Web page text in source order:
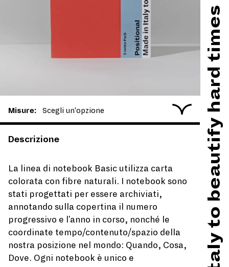
Made in Italy to beautify hard times
Misure:
Descrizione
La linea di notebook Basic utilizza carta
colorata con fibre naturali. I notebook sono
stati progettati per essere archiviati,
annotando sulla copertina il numero
progressivo e l'anno in corso, nonché le
coordinate tempo/contenuto/spazio della
nostra posizione nel mondo: Quando, Cosa,
Dove. Ogni notebook è unico e